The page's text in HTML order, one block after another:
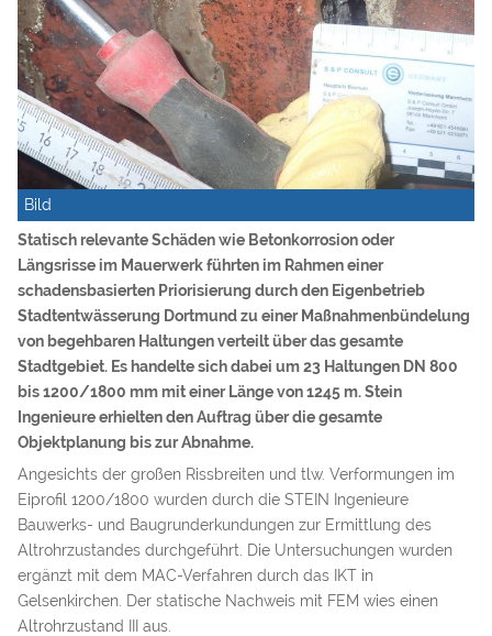
Bild
Statisch relevante Schäden wie Betonkorrosion oder
Längsrisse im Mauerwerk führten im Rahmen einer
schadensbasierten Priorisierung durch den Eigenbetrieb
Stadtentwässerung Dortmund zu einer Maßnahmenbündelung
von begehbaren Haltungen verteilt über das gesamte
Stadtgebiet. Es handelte sich dabei um 23 Haltungen DN 800
bis 1200/1800 mm mit einer Länge von 1245 m. Stein
Ingenieure erhielten den Auftrag über die gesamte
Objektplanung bis zur Abnahme.
Angesichts der großen Rissbreiten und tlw. Verformungen im
Eiprofil 1200/1800 wurden durch die STEIN Ingenieure
Bauwerks- und Baugrunderkundungen zur Ermittlung des
Altrohrzustandes durchgeführt. Die Untersuchungen wurden
ergänzt mit dem MAC-Verfahren durch das IKT in
Gelsenkirchen. Der statische Nachweis mit FEM wies einen
Altrohrzustand III aus.